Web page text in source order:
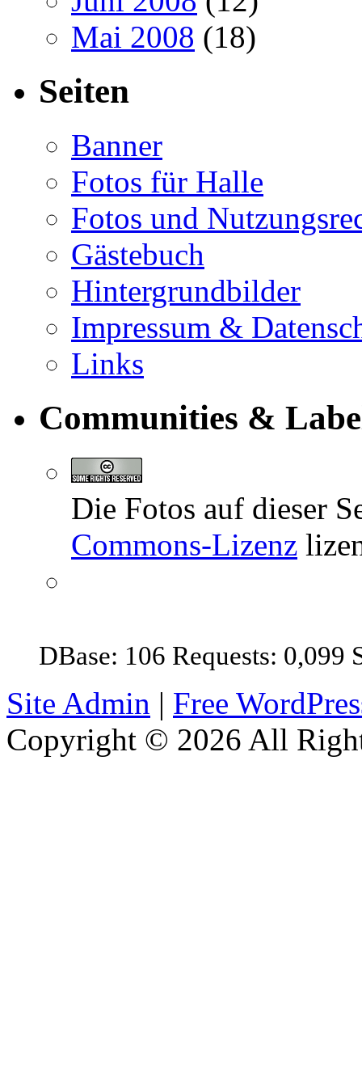
Mai 2008 (18)
Seiten
Banner
Fotos für Halle
Fotos und
Gästebuch
Hintergrundbilder
Impressum &
Links
Communities &
Die Fotos auf dieser
Commons-Lizenz
DBase: 106 Requests: 0,099
Site Admin | Free
Copyright © 2026 All